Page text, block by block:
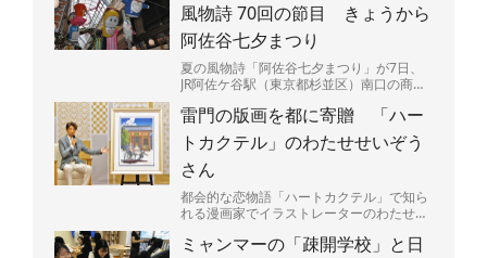
風物詩 70回の節目 きょうから
阿佐谷七夕まつり
夏の風物詩「阿佐谷七夕まつり」が7日、
JR阿佐ケ谷駅（東京都杉並区）南口の商店
る。今年で70回目の...
雷門の版画を都に寄贈 「ハー
トカクテル」のわたせせいぞう
さん
都会的な恋物語「ハートカクテル」で知ら
れる漫画家でイラストレーターのわたせせ
雷門を描いた版画「...
ミャンマーの「疎開学校」と日